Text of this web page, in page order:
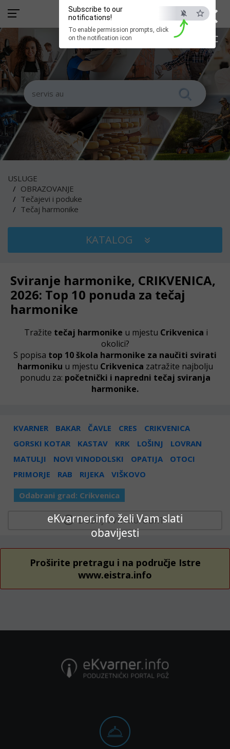
×
ESC
eKvarner.info želi Vam slati
obavijesti
Subscribe to our
notifications!
To enable permission prompts, click
on the notification icon
USLUGE
OBRAZOVANJE
Tečajevi i poduke
Tečaj harmonike
KATALOG
Sviranje harmonike, CRIKVENICA,
2026: Top 10 ponuda za tečaj
harmonike
Tražite tečaj harmonike u mjestu Crikvenica i
okolici?
S popisa top 10 škola harmonike za naučiti svirati
harmoniku u mjestu Crikvenica zatražite najbolju
ponudu za: početnički i napredni tečaj sviranja
harmonike.
KVARNER BAKAR ČAVLE CRES
CRIKVENICA
GORSKI KOTAR
KASTAV KRK LOŠINJ
LOVRAN
MATULJI
NOVI VINODOLSKI OPATIJA
OTOCI
PRIMORJE
RAB RIJEKA VIŠKOVO
Odabrani grad: Crikvenica
DODAJ TVRTKU/OBRT
Proširite pretragu i na područje Istre
www.eistra.info